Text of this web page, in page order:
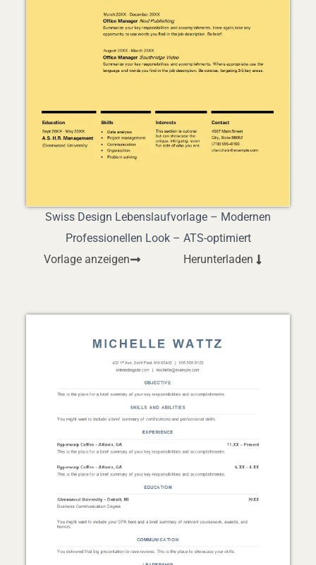
Swiss Design Lebenslaufvorlage – Modernen
Professionellen Look – ATS-optimiert
Vorlage anzeigen
Herunterladen